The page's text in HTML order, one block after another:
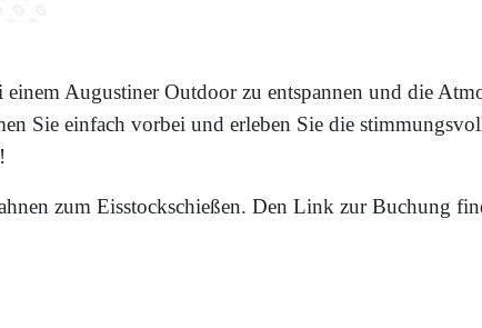
Augustiner Outdoor zu entspannen und die
Sie einfach vorbei und erleben Sie die
zum Eisstockschießen. Den Link zur Buchung